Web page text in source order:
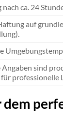
ca. 24
auf
Angaben sind
professionelle
dem